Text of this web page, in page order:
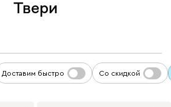
Твери
Доставим быстро Со скидкой